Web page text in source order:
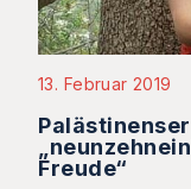
13. Februar 2019
Freude“